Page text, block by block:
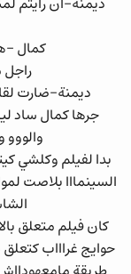
ديمنة-ان رايتم
كمال
ديمنة-ضارت
جرها كمال ساد
بدا لفيلم وكلشي
السينمااا بلاصت
كان فيلم متعلق
حوايج غراااب